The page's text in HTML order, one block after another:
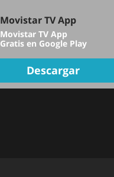
TV EN
Movistar TV App
Movistar TV App
Gratis en Google Play
Descargar